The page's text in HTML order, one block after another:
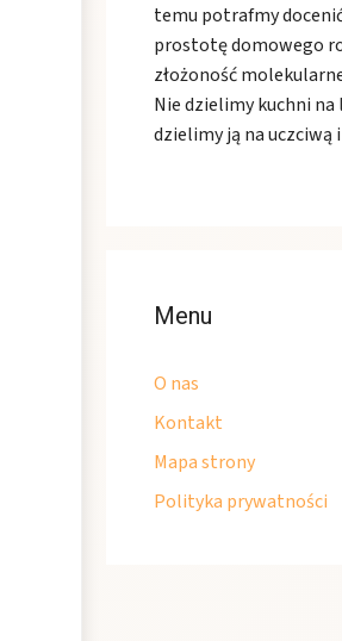
temu potrafmy
prostotę domowego
złożoność
Nie dzielimy kuchni na
dzielimy ją na uczciwą
Menu
O nas
Kontakt
Mapa strony
Polityka prywatności